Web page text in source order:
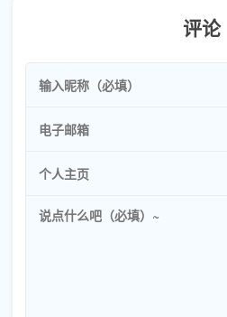
评论